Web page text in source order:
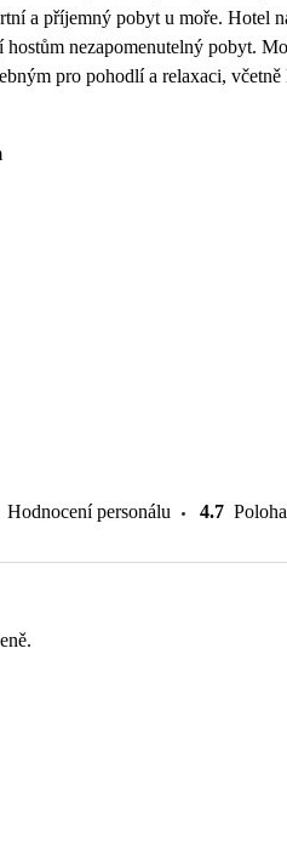
a příjemný pobyt u moře. Hotel
nezapomenutelný pobyt.
pro pohodlí a relaxaci,
Hodnocení personálu 4.7 Poloha